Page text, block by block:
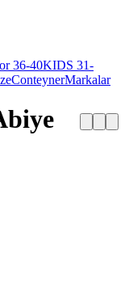
36-40KIDS 31-
ConteynerMarkalar